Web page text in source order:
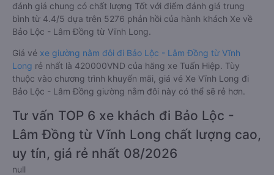
đánh giá chung có chất lượng Tốt với điểm đánh giá trung
bình từ 4.4/5 dựa trên 5276 phản hồi của hành khách Xe về
Bảo Lộc - Lâm Đồng từ Vĩnh Long.
Giá vé xe giường nằm đôi đi Bảo Lộc - Lâm Đồng từ Vĩnh
Long rẻ nhất là 420000VND của hãng xe Tuấn Hiệp. Tùy
thuộc vào chương trình khuyến mãi, giá vé Xe Vĩnh Long đi
Bảo Lộc - Lâm Đồng giường nằm đôi này có thể sẽ rẻ hơn.
Tư vấn TOP 6 xe khách đi Bảo Lộc -
Lâm Đồng từ Vĩnh Long chất lượng cao,
uy tín, giá rẻ nhất 08/2026
null